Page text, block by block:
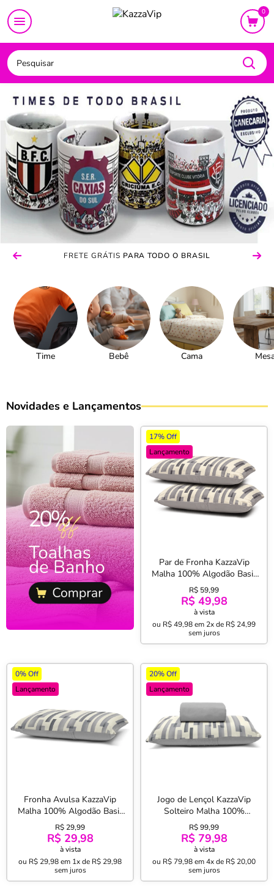
0
CAMA BANHO BEBÊ
COMPRE COMSEGURANÇA
FRETE GRÁTIS PARA TODO O BRASIL
COMPRE COMSEGURANÇA
PARA TODO O BRASIL
Time Bebê Cama
Novidades e Lançamentos
17% Off
Lançamento
Par de Fronha KazzaVip
Malha 100% Algodão Basic
Natan Estampada
50cmx70cm Grafite
R$ 59,99
R$ 49,98
à vista
ou R$ 49,98em 2x de R$ 24,99
sem juros
0% Off
Lançamento
Fronha Avulsa KazzaVip
Malha 100% Algodão Basic
Natan Estampada
50cmx70cm Grafite
R$ 29,99
R$ 29,98
à vista
ou R$ 29,98em 1x de R$ 29,98
sem juros
20% Off
Lançamento
Jogo de Lençol KazzaVip
Solteiro Malha 100%
Algodão Basic Natan 2 Peças
Grafite
R$ 99,99
R$ 79,98
à vista
ou R$ 79,98em4x de R$ 20,00
sem juros